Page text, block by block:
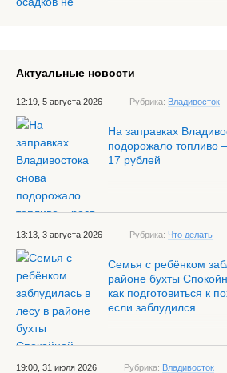
Актуальные новости
12:19, 5 августа 2026 Рубрика: Владивосток
На заправках
подорожало топливо
17 рублей
13:13, 3 августа 2026 Рубрика: Что делать
Семья с ребёнком
районе бухты
как подготовиться к
если заблудился
19:00, 31 июля 2026 Рубрика: Владивосток